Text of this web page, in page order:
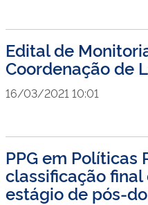
Edital de
Coordenação de
16/03/2021 10:01
PPG em Políticas
classificação
estágio de pós-